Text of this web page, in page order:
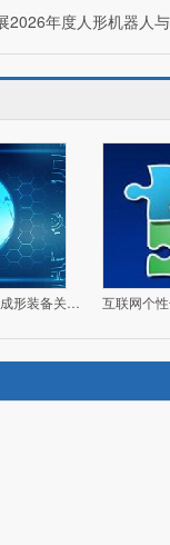
科普工作的意见
超薄壁高精度金属管件弯曲成形装备关键技术及工程应用 互联网个性